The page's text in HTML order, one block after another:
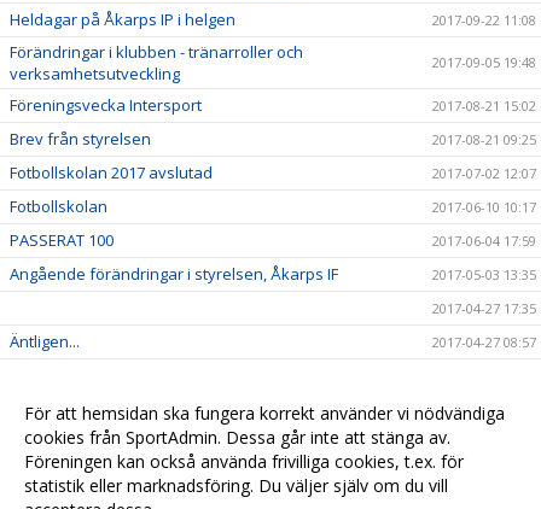
Heldagar på Åkarps IP i helgen 2017-09-22 11:08
Förändringar i klubben - tränarroller och
verksamhetsutveckling
2017-09-05 19:48
Föreningsvecka Intersport 2017-08-21 15:02
Brev från styrelsen 2017-08-21 09:25
Fotbollskolan 2017 avslutad 2017-07-02 12:07
Fotbollskolan 2017-06-10 10:17
PASSERAT 100 2017-06-04 17:59
Angående förändringar i styrelsen, Åkarps IF
2017-05-03 13:35
2017-04-27 17:35
Äntligen... 2017-04-27 08:57
Nyheter i profilsortimentet 2017-02-03 08:10
Utbildning genomförd 2016-12-12 20:40
För att hemsidan ska fungera korrekt använder vi nödvändiga
cookies från SportAdmin. Dessa går inte att stänga av.
Föreningen kan också använda frivilliga cookies, t.ex. för
statistik eller marknadsföring. Du väljer själv om du vill